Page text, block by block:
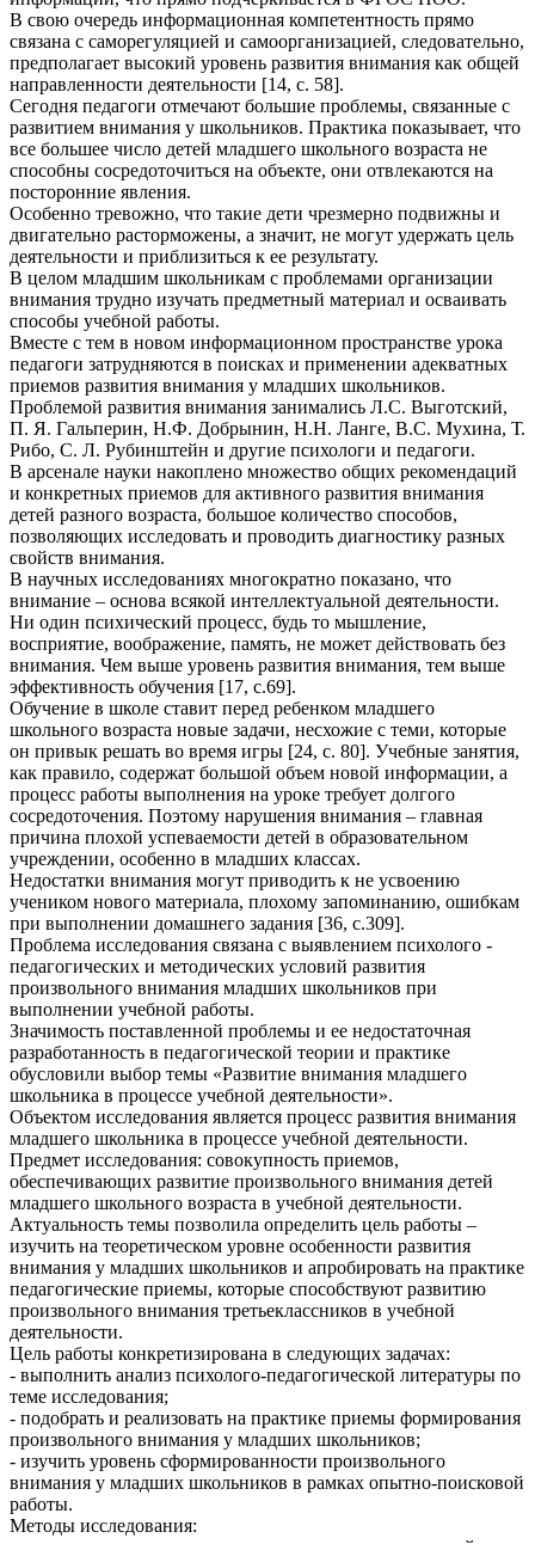
В свою очередь информационная компетентность прямо
связана с саморегуляцией и самоорганизацией, следовательно,
предполагает высокий уровень развития внимания как общей
направленности деятельности [14, с. 58].
Сегодня педагоги отмечают большие проблемы, связанные с
развитием внимания у школьников. Практика показывает, что
все большее число детей младшего школьного возраста не
способны сосредоточиться на объекте, они отвлекаются на
посторонние явления.
Особенно тревожно, что такие дети чрезмерно подвижны и
двигательно расторможены, а значит, не могут удержать цель
деятельности и приблизиться к ее результату.
В целом младшим школьникам с проблемами организации
внимания трудно изучать предметный материал и осваивать
способы учебной работы.
Вместе с тем в новом информационном пространстве урока
педагоги затрудняются в поисках и применении адекватных
приемов развития внимания у младших школьников.
Проблемой развития внимания занимались Л.С. Выготский,
П. Я. Гальперин, Н.Ф. Добрынин, Н.Н. Ланге, В.С. Мухина, Т.
Рибо, С. Л. Рубинштейн и другие психологи и педагоги.
В арсенале науки накоплено множество общих рекомендаций
и конкретных приемов для активного развития внимания
детей разного возраста, большое количество способов,
позволяющих исследовать и проводить диагностику разных
свойств внимания.
В научных исследованиях многократно показано, что
внимание – основа всякой интеллектуальной деятельности.
Ни один психический процесс, будь то мышление,
восприятие, воображение, память, не может действовать без
внимания. Чем выше уровень развития внимания, тем выше
эффективность обучения [17, с.69].
Обучение в школе ставит перед ребенком младшего
школьного возраста новые задачи, несхожие с теми, которые
он привык решать во время игры [24, с. 80]. Учебные занятия,
как правило, содержат большой объем новой информации, а
процесс работы выполнения на уроке требует долгого
сосредоточения. Поэтому нарушения внимания – главная
причина плохой успеваемости детей в образовательном
учреждении, особенно в младших классах.
Недостатки внимания могут приводить к не усвоению
учеником нового материала, плохому запоминанию, ошибкам
при выполнении домашнего задания [36, с.309].
Проблема исследования связана с выявлением психолого -
педагогических и методических условий развития
произвольного внимания младших школьников при
выполнении учебной работы.
Значимость поставленной проблемы и ее недостаточная
разработанность в педагогической теории и практике
обусловили выбор темы «Развитие внимания младшего
школьника в процессе учебной деятельности».
Объектом исследования является процесс развития внимания
младшего школьника в процессе учебной деятельности.
Предмет исследования: совокупность приемов,
обеспечивающих развитие произвольного внимания детей
младшего школьного возраста в учебной деятельности.
Актуальность темы позволила определить цель работы –
изучить на теоретическом уровне особенности развития
внимания у младших школьников и апробировать на практике
педагогические приемы, которые способствуют развитию
произвольного внимания третьеклассников в учебной
деятельности.
Цель работы конкретизирована в следующих задачах:
- выполнить анализ психолого-педагогической литературы по
теме исследования;
- подобрать и реализовать на практике приемы формирования
произвольного внимания у младших школьников;
- изучить уровень сформированности произвольного
внимания у младших школьников в рамках опытно-поисковой
работы.
Методы исследования: